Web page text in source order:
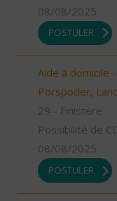
08/08/2025
POSTULER
Aide à domicile
Porspoder,
29 - Finistère
Possibilité de
08/08/2025
POSTULER